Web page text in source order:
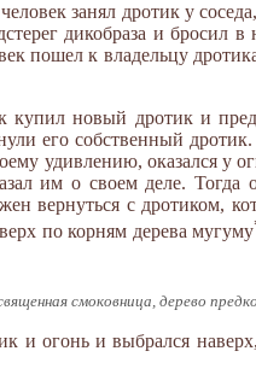
занял дротик у
дикобраза и бросил
пошел к владельцу
купил новый дротик и
его собственный
удивлению, оказался у
им о своем деле.
вернуться с дротиком,
по корням дерева мугуму
смоковница, дерево
и огонь и выбрался